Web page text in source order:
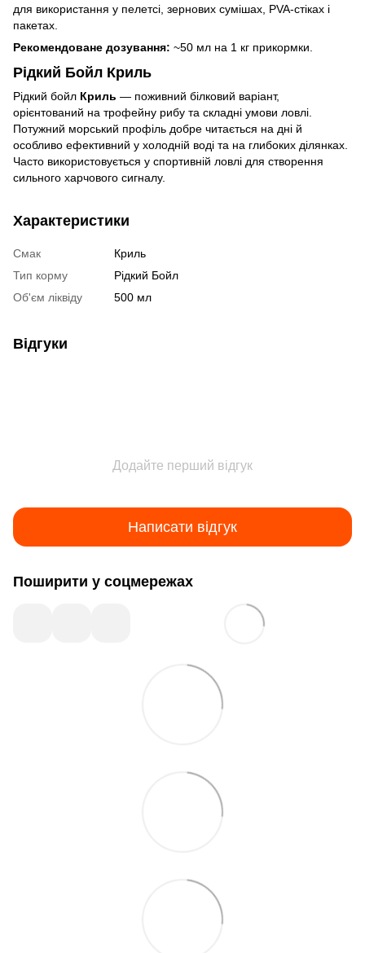
для використання у пелетсі, зернових сумішах, PVA-стіках і
пакетах.
Рекомендоване дозування: ~50 мл на 1 кг прикормки.
Рідкий Бойл Криль
Рідкий бойл Криль — поживний білковий варіант,
орієнтований на трофейну рибу та складні умови ловлі.
Потужний морський профіль добре читається на дні й
особливо ефективний у холодній воді та на глибоких ділянках.
Часто використовується у спортивній ловлі для створення
сильного харчового сигналу.
Характеристики
Смак
Криль
Тип корму
Рідкий Бойл
Об'єм ліквіду
500 мл
Відгуки
Додайте перший відгук
Написати відгук
Поширити у соцмережах